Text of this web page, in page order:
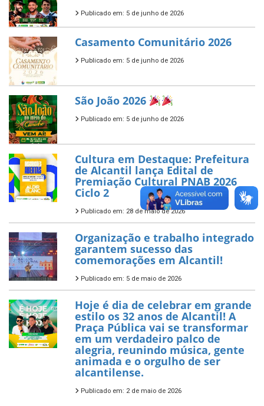
Publicado em: 5 de junho de 2026
Casamento Comunitário 2026
Publicado em: 5 de junho de 2026
São João 2026
Publicado em: 5 de junho de 2026
Cultura em Destaque: Prefeitura
de Alcantil lança Edital de
Premiação Cultural PNAB 2026
Ciclo 2
Publicado em: 28 de maio de 2026
Organização e trabalho integrado
garantem sucesso das
comemorações em Alcantil!
Publicado em: 5 de maio de 2026
Hoje é dia de celebrar em grande
estilo os 32 anos de Alcantil! A
Praça Pública vai se transformar
em um verdadeiro palco de
alegria, reunindo música, gente
animada e o orgulho de ser
alcantilense.
Publicado em: 2 de maio de 2026